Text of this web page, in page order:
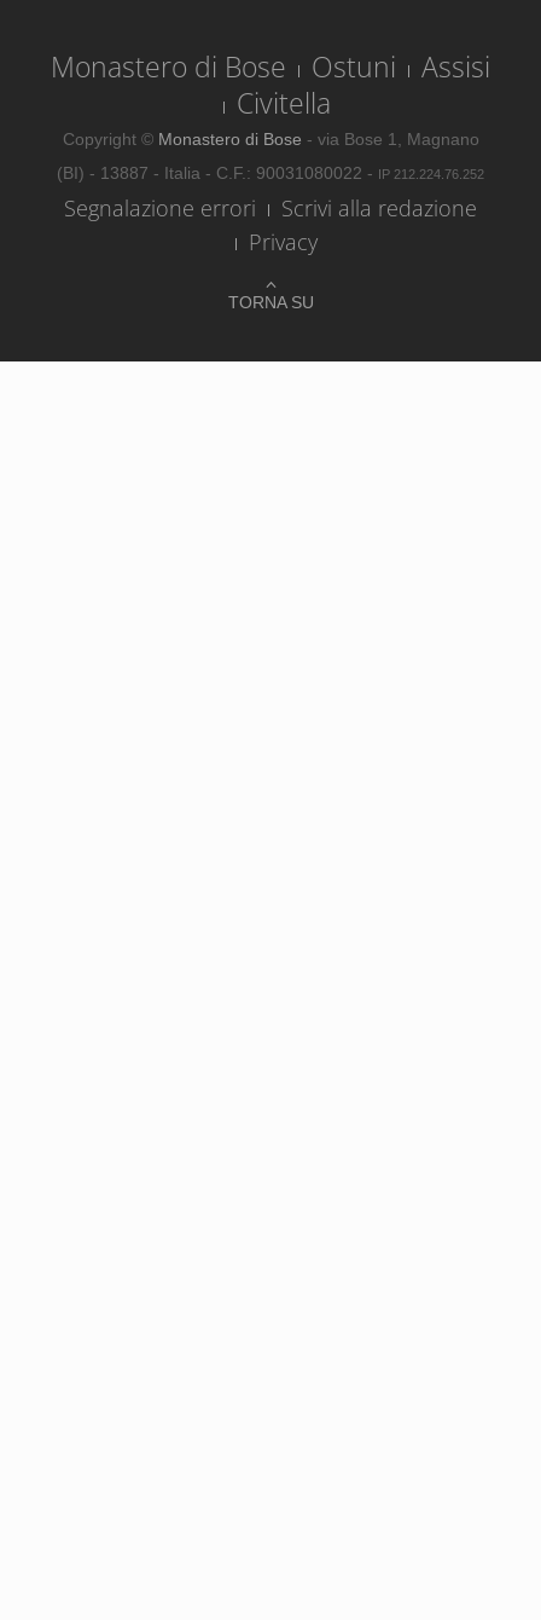
TORNA SU
Monastero di Bose Ostuni
Assisi
Civitella
Copyright © Monastero di Bose - via Bose 1, Magnano
(BI) - 13887 - Italia - C.F.: 90031080022 - IP 212.224.76.252
Segnalazione errori
Scrivi alla redazione
Privacy